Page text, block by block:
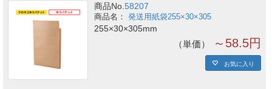
商品No.58207
発送用紙袋255×30×305
255×30×305mm
単価 ～58.5円
お気に入り